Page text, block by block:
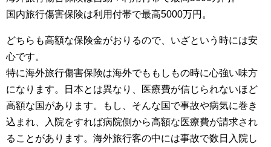
国内旅行傷害保険は利用付帯で最高5000万円。
どちらも高額な保険金がおりるので、いざという時には安
心です。
特に海外旅行傷害保険は海外でももしもの時に心強い味方
になります。日本とは異なり、医療費が信じられないほど
高額な国があります。もし、そんな国で事故や病気に巻き
込まれ、入院をすれば病院側から高額な医療費が請求され
ることがあります。海外旅行客の中には事故で数日入院し